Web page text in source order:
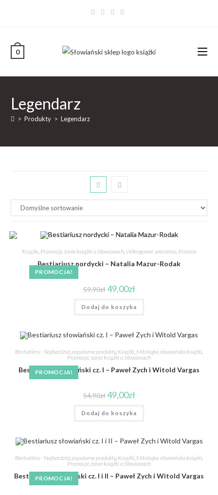
0
Legendarz
> Produkty > Legendarz
PROMOCJA!
Książki, Promocje, tanie książki o Słowianach, Wikingowie: wierzenia, historia
Bestiariusz nordycki – Natalia Mazur-Rodak
59,90zł 49,00zł
Dodaj do koszyka
PROMOCJA!
Bestsellery - Najbardziej popularne produkty, Książki, Mitologia słowiańska książki,
Promocje, tanie książki o Słowianach
Bestiariusz słowiański cz. I – Paweł Zych i Witold Vargas
54,90zł 49,00zł
Dodaj do koszyka
PROMOCJA!
Bestsellery - Najbardziej popularne produkty, Książki, Mitologia słowiańska książki,
Promocje, tanie książki o Słowianach
Bestiariusz słowiański cz. I i II – Paweł Zych i Witold Vargas